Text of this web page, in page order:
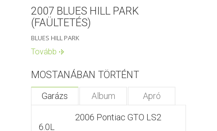
2007 BLUES HILL PARK
(FAÜLTETÉS)
BLUES HILL PARK
Tovább
MOSTANÁBAN TÖRTÉNT
Garázs Album Apró
2006 Pontiac GTO LS2
6.0L